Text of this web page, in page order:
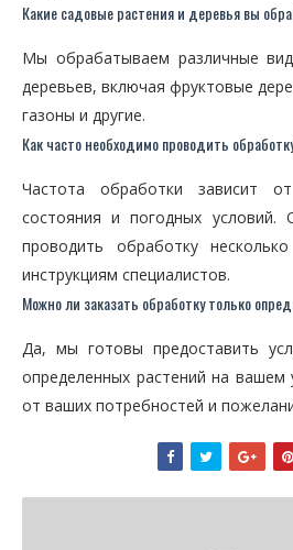
Какие садовые растения и деревья вы
Мы обрабатываем различные
деревьев, включая фруктовые
газоны и другие.
Как часто необходимо проводить
Частота обработки зависит
состояния и погодных условий.
проводить обработку
инструкциям специалистов.
Можно ли заказать обработку только
Да, мы готовы предоставить
определенных растений на вашем
от ваших потребностей и